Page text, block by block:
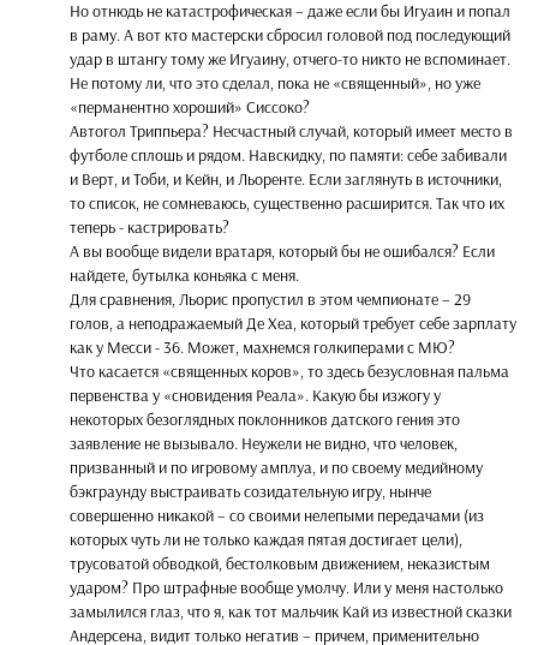
Но отнюдь не катастрофическая – даже если бы Игуаин и попал
в раму. А вот кто мастерски сбросил головой под последующий
удар в штангу тому же Игуаину, отчего-то никто не вспоминает.
Не потому ли, что это сделал, пока не «священный», но уже
«перманентно хороший» Сиссоко?
Автогол Триппьера? Несчастный случай, который имеет место в
футболе сплошь и рядом. Навскидку, по памяти: себе забивали
и Верт, и Тоби, и Кейн, и Льоренте. Если заглянуть в источники,
то список, не сомневаюсь, существенно расширится. Так что их
теперь - кастрировать?
А вы вообще видели вратаря, который бы не ошибался? Если
найдете, бутылка коньяка с меня.
Для сравнения, Льорис пропустил в этом чемпионате – 29
голов, а неподражаемый Де Хеа, который требует себе зарплату
как у Месси - 36. Может, махнемся голкиперами с МЮ?
Что касается «священных коров», то здесь безусловная пальма
первенства у «сновидения Реала». Какую бы изжогу у
некоторых безоглядных поклонников датского гения это
заявление не вызывало. Неужели не видно, что человек,
призванный и по игровому амплуа, и по своему медийному
бэкграунду выстраивать созидательную игру, нынче
совершенно никакой – со своими нелепыми передачами (из
которых чуть ли не только каждая пятая достигает цели),
трусоватой обводкой, бестолковым движением, неказистым
ударом? Про штрафные вообще умолчу. Или у меня настолько
замылился глаз, что я, как тот мальчик Кай из известной сказки
Андерсена, видит только негатив – причем, применительно